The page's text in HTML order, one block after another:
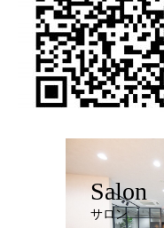
Salon
サロン